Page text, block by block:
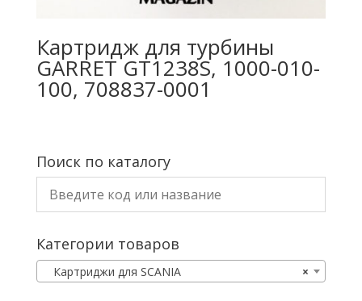
Картридж для турбины
GARRET GT1238S, 1000-010-
100, 708837-0001
Поиск по каталогу
Категории товаров
×
Картриджи для SCANIA